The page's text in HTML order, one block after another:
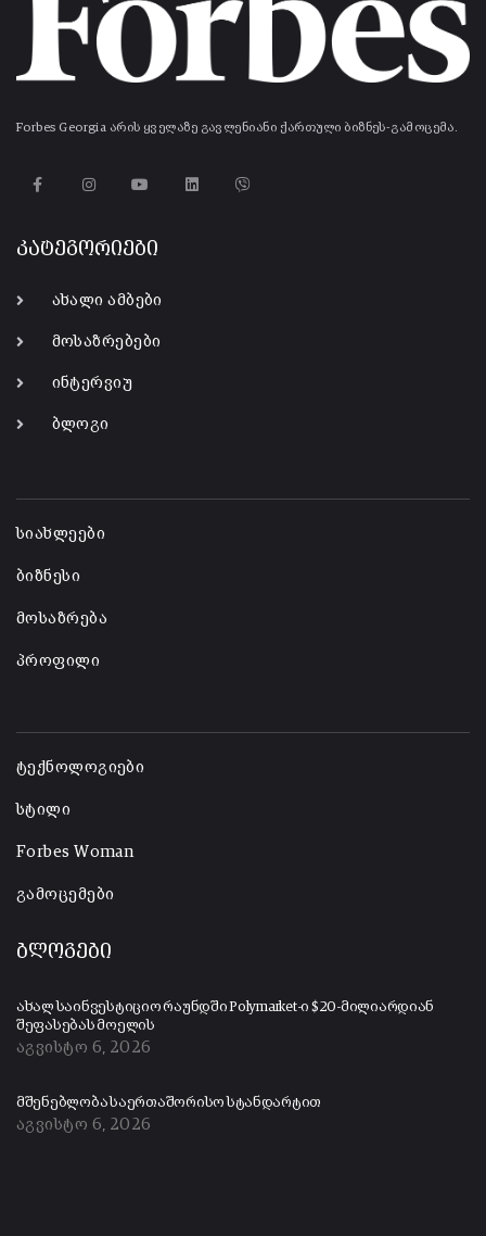
Forbes Georgia არის ყველაზე გავლენიანი ქართული ბიზნეს-გამოცემა.
კატეგორიები
ახალი ამბები
მოსაზრებები
ინტერვიუ
ბლოგი
სიახლეები
ბიზნესი
მოსაზრება
პროფილი
ტექნოლოგიები
სტილი
Forbes Woman
გამოცემები
ბლოგები
ახალ საინვესტიციო რაუნდში Polymarket-ი $20-მილიარდიან
შეფასებას მოელის
აგვისტო 6, 2026
მშენებლობა საერთაშორისო სტანდარტით
აგვისტო 6, 2026